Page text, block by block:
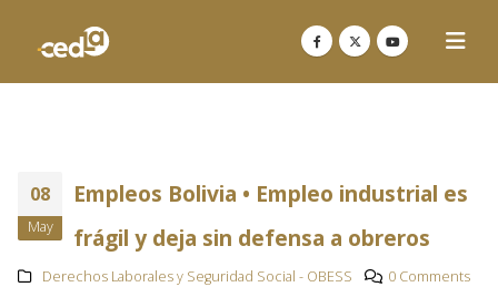
08
May
Empleos Bolivia • Empleo industrial es
frágil y deja sin defensa a obreros
Derechos Laborales y Seguridad Social - OBESS
0 Comments